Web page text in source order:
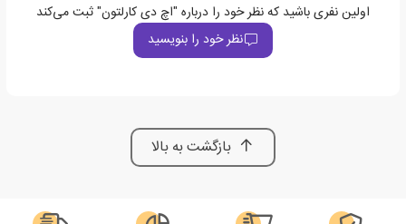
اولین نفری باشید که نظر خود را درباره "اچ دی کارلتون" ثبت می‌کند
نظر خود را بنویسید
بازگشت به بالا